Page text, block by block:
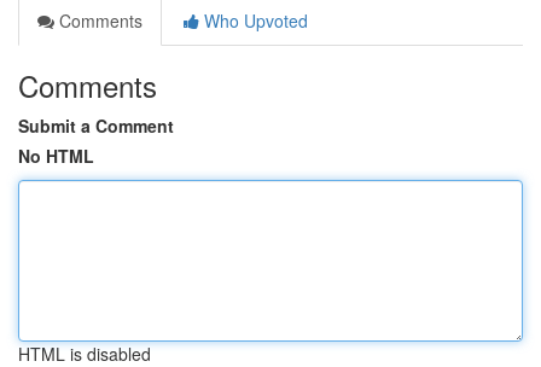
Comments
Who Upvoted
Comments
Submit a Comment
No HTML
HTML is disabled